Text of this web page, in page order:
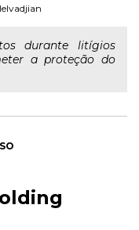
durante litígios
a proteção do